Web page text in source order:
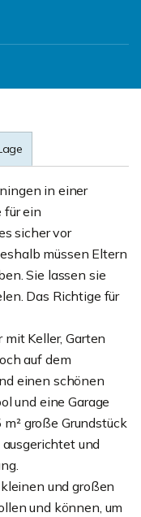
in einer
für ein
sicher vor
müssen Eltern
Sie lassen sie
Das Richtige für
Keller, Garten
auf dem
einen schönen
und eine Garage
große Grundstück
und
und großen
und können, um